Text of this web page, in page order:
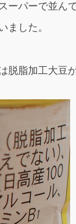
ーパーで並ん
ました。
脂加工大豆